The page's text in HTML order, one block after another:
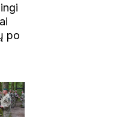
po